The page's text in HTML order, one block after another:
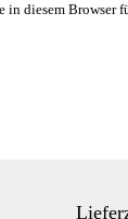
diesem Browser